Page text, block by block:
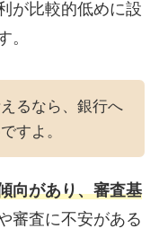
が比較的低めに設
。
るなら、銀行へ
すよ。
向があり、審査基
審査に不安がある